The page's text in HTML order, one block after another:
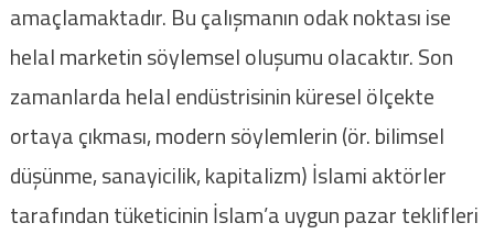
amaçlamaktadır. Bu çalışmanın odak noktası ise
helal marketin söylemsel oluşumu olacaktır. Son
zamanlarda helal endüstrisinin küresel ölçekte
ortaya çıkması, modern söylemlerin (ör. bilimsel
düşünme, sanayicilik, kapitalizm) İslami aktörler
tarafından tüketicinin İslam’a uygun pazar teklifleri